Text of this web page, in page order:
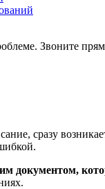
Звоните
сразу
документом,